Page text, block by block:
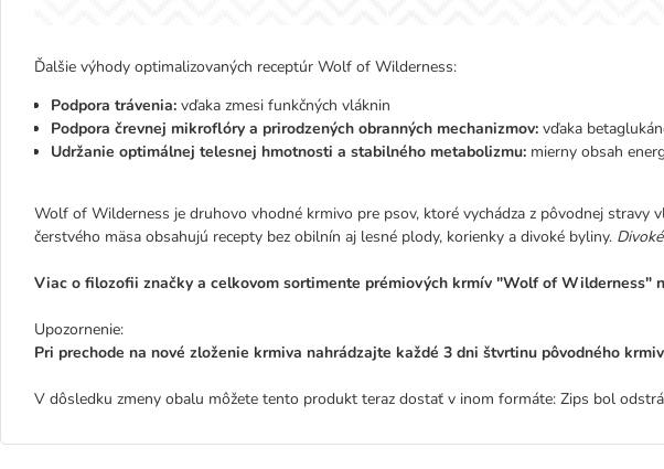
Ďalšie výhody optimalizovaných receptúr Wolf of Wilderness:
Podpora trávenia: vďaka zmesi funkčných vláknin
Podpora črevnej mikroflóry a prirodzených obranných mechanizmov: vďaka
Udržanie optimálnej telesnej hmotnosti a stabilného metabolizmu: mierny obsah
Wolf of Wilderness je druhovo vhodné krmivo pre psov, ktoré vychádza z pôvodnej stravy
čerstvého mäsa obsahujú recepty bez obilnín aj lesné plody, korienky a divoké byliny.
Viac o filozofii značky a celkovom sortimente prémiových krmív "Wolf of Wilderness"
Upozornenie:
Pri prechode na nové zloženie krmiva nahrádzajte každé 3 dni štvrtinu pôvodného
V dôsledku zmeny obalu môžete tento produkt teraz dostať v inom formáte: Zips bol